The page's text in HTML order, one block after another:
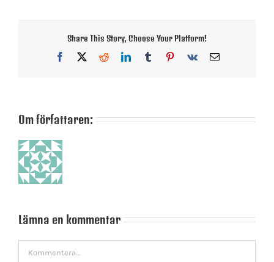
Share This Story, Choose Your Platform!
Facebook
X RedditLinkedInTumblrPinterest
Vk
E-
Om författaren:
Lämna en kommentar